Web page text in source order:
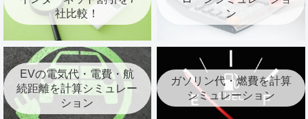
社比較！
ン
EVの電気代・電費・航
続距離を計算シミュレー
ション
ガソリン代・燃費を計算
シミュレーション